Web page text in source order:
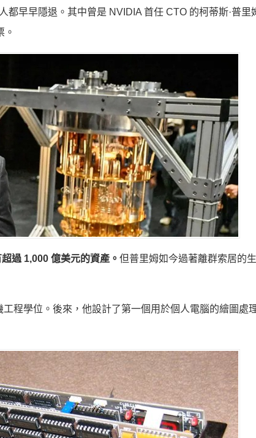
早早隱退。其中曾是 NVIDIA 首任 CTO 的柯蒂斯·普里
。
過 1,000 億美元的資產。 但普里姆如今過著離群索居的
程學位。後來，他設計了第一個用於個人電腦的繪圖處